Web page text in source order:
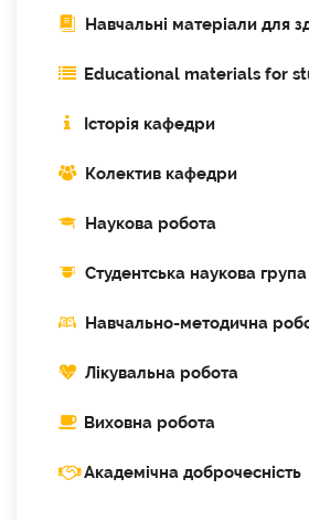
Навчальні матеріали для
Educational materials for
Історія кафедри
Колектив кафедри
Наукова робота
Cтудентська наукова група
Навчально-методична
Лікувальна робота
Виховна робота
Академічна доброчесність